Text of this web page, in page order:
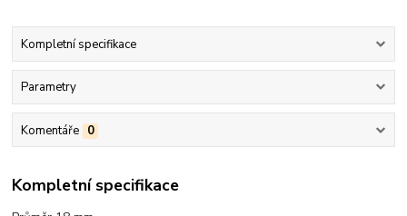
Kompletní specifikace
Parametry
Komentáře 0
Kompletní specifikace